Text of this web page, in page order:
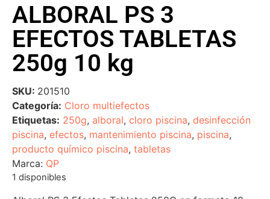
ALBORAL PS 3
EFECTOS TABLETAS
250g 10 kg
SKU: 201510
Categoría: Cloro multiefectos
Etiquetas: 250g, alboral, cloro piscina, desinfección
piscina, efectos, mantenimiento piscina, piscina,
producto químico piscina, tabletas
Marca: QP
1 disponibles